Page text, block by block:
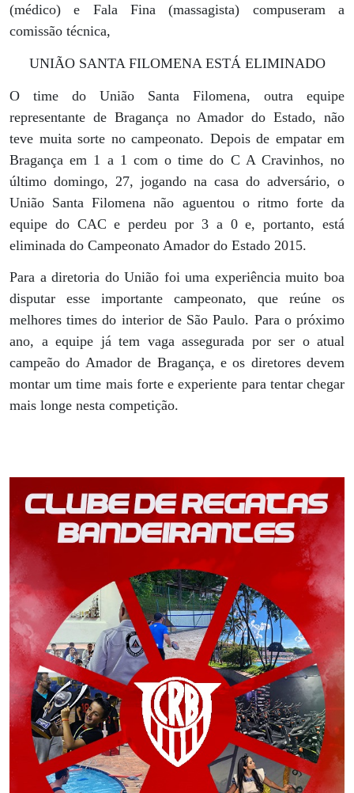
(médico) e Fala Fina (massagista) compuseram a
comissão técnica,
UNIÃO SANTA FILOMENA ESTÁ ELIMINADO
O time do União Santa Filomena, outra equipe
representante de Bragança no Amador do Estado, não
teve muita sorte no campeonato. Depois de empatar em
Bragança em 1 a 1 com o time do C A Cravinhos, no
último domingo, 27, jogando na casa do adversário, o
União Santa Filomena não aguentou o ritmo forte da
equipe do CAC e perdeu por 3 a 0 e, portanto, está
eliminada do Campeonato Amador do Estado 2015.
Para a diretoria do União foi uma experiência muito boa
disputar esse importante campeonato, que reúne os
melhores times do interior de São Paulo. Para o próximo
ano, a equipe já tem vaga assegurada por ser o atual
campeão do Amador de Bragança, e os diretores devem
montar um time mais forte e experiente para tentar chegar
mais longe nesta competição.